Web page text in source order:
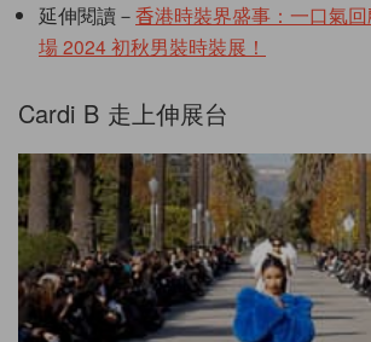
延伸閱讀－香港時裝界盛事：一口氣
場 2024 初秋男裝時裝展！
Cardi B 走上伸展台